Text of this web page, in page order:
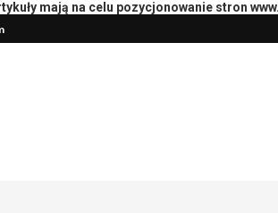
mają na celu pozycjonowanie stron